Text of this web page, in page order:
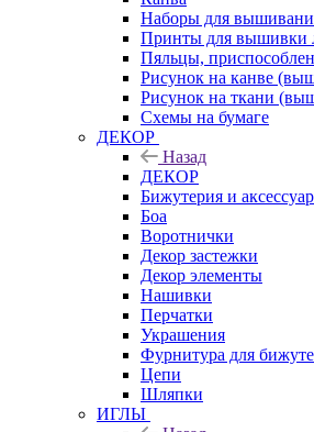
Наборы для
Принты для вышивки
Пяльцы,
Рисунок на канве
Рисунок на ткани
Схемы на бумаге
ДЕКОР
Назад
ДЕКОР
Бижутерия и
Боа
Воротнички
Декор застежки
Декор элементы
Нашивки
Перчатки
Украшения
Фурнитура для
Цепи
Шляпки
ИГЛЫ